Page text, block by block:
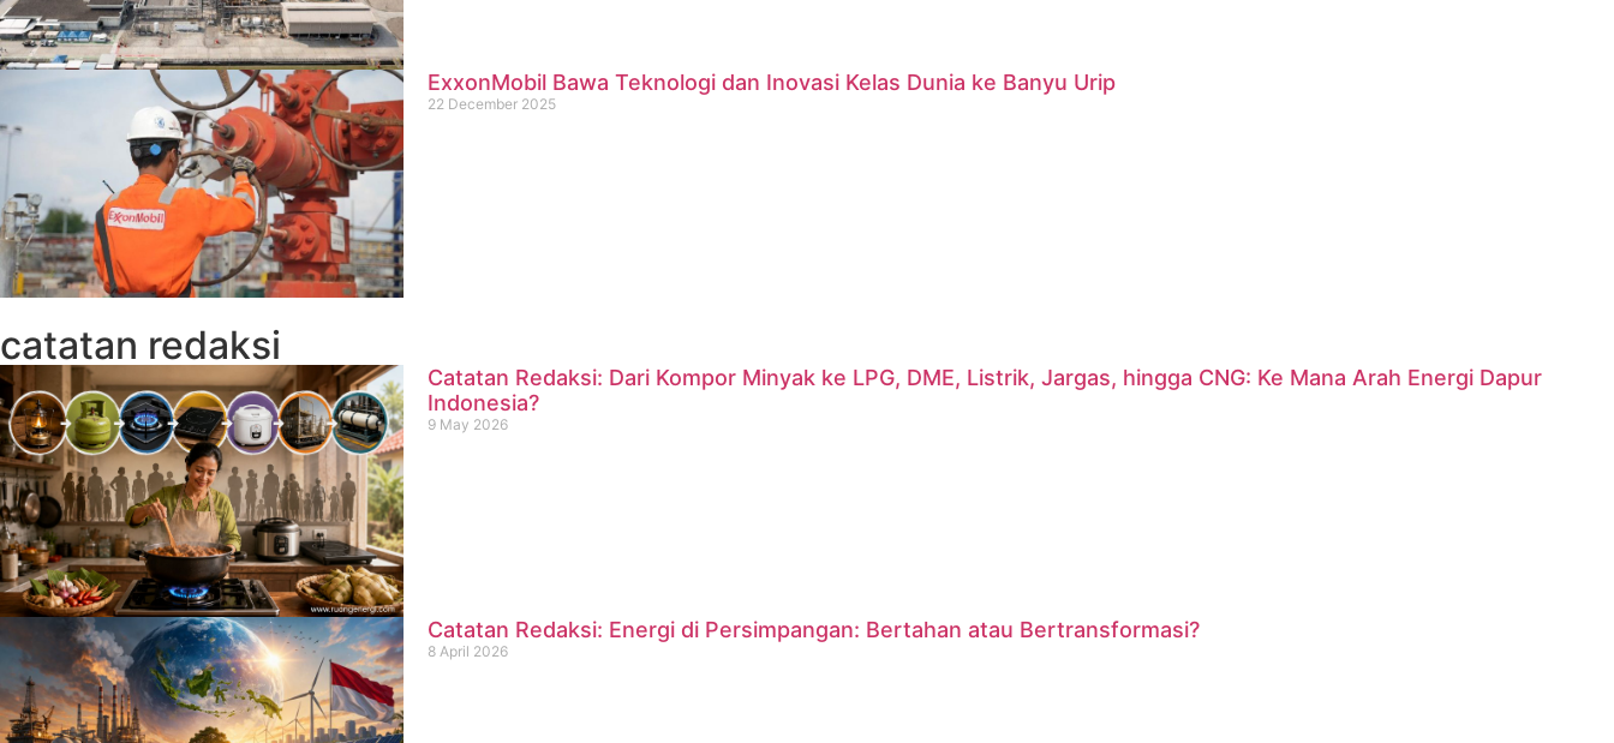
ExxonMobil Bawa Teknologi dan Inovasi Kelas Dunia ke Banyu Urip
22 December 2025
catatan redaksi
Catatan Redaksi: Dari Kompor Minyak ke LPG, DME, Listrik, Jargas, hingga CNG: Ke Mana Arah Energi Dapur
Indonesia?
9 May 2026
Catatan Redaksi: Energi di Persimpangan: Bertahan atau Bertransformasi?
8 April 2026